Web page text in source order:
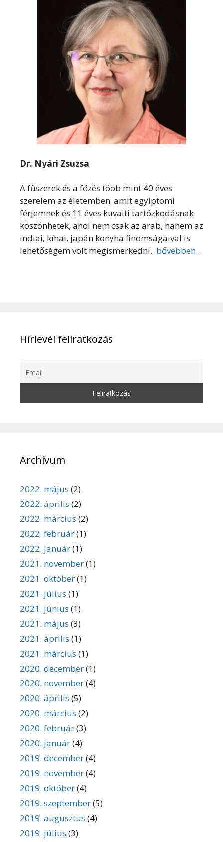
Dr. Nyári Zsuzsa
A fűszerek és a főzés több mint 40 éves
szerelem az életemben, amit egyiptomi
férjemnek és 11 éves kuvaiti tartózkodásnak
köszönhetek, ahol nem csak az arab, hanem az
indiai, kínai, japán konyha finomságaival is
lehetőségem volt megismerkedni. bővebben...
Hírlevél feliratkozás
Archívum
2022. május (2)
2022. április (2)
2022. március (2)
2022. február(1)
2022. január(1)
2021. november(1)
2021. október(1)
2021. július (1)
2021. június (1)
2021. május (3)
2021. április (1)
2021. március (1)
2020. december(1)
2020. november(4)
2020. április (5)
2020. március (2)
2020. február(3)
2020. január(4)
2019. december(4)
2019. november(4)
2019. október(4)
2019. szeptember(5)
2019. augusztus (4)
2019. július (3)